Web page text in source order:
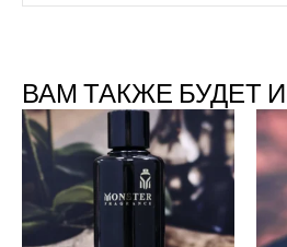
ВАМ ТАКЖЕ БУДЕТ